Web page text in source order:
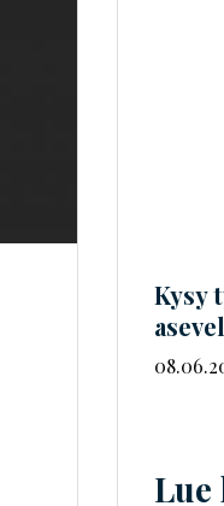
Kysy
Lue